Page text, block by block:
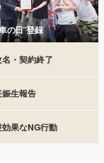
の日”登録
・契約終了
生報告
果なNG行動